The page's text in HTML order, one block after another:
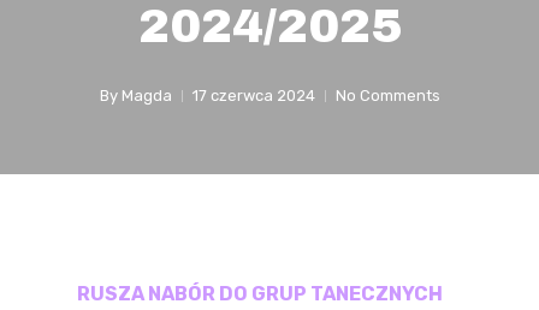
2024/2025
By Magda 17 czerwca 2024 No Comments
RUSZA NABÓR DO GRUP TANECZNYCH